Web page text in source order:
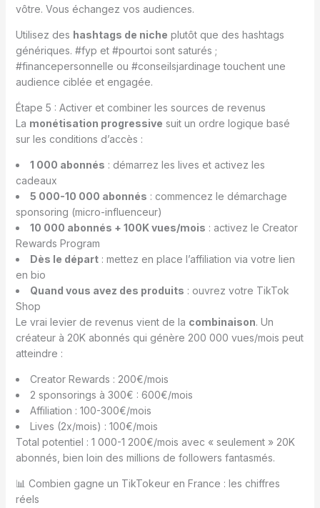
vôtre. Vous échangez vos audiences.
Utilisez des hashtags de niche plutôt que des hashtags
génériques. #fyp et #pourtoi sont saturés ;
#financepersonnelle ou #conseilsjardinage touchent une
audience ciblée et engagée.
Étape 5 : Activer et combiner les sources de revenus
La monétisation progressive suit un ordre logique basé
sur les conditions d’accès :
1 000 abonnés : démarrez les lives et activez les
cadeaux
5 000-10 000 abonnés : commencez le démarchage
sponsoring (micro-influenceur)
10 000 abonnés + 100K vues/mois : activez le Creator
Rewards Program
Dès le départ: mettez en place l’affiliation via votre lien
en bio
Quand vous avez des produits : ouvrez votre TikTok
Shop
Le vrai levier de revenus vient de la combinaison. Un
créateur à 20K abonnés qui génère 200 000 vues/mois peut
atteindre :
Creator Rewards : 200€/mois
2 sponsorings à 300€ : 600€/mois
Affiliation : 100-300€/mois
Lives (2x/mois) : 100€/mois
Total potentiel : 1 000-1 200€/mois avec « seulement » 20K
abonnés, bien loin des millions de followers fantasmés.
📊 Combien gagne un TikTokeur en France : les chiffres
réels